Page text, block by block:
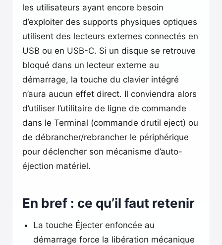
les utilisateurs ayant encore besoin
d’exploiter des supports physiques optiques
utilisent des lecteurs externes connectés en
USB ou en USB-C. Si un disque se retrouve
bloqué dans un lecteur externe au
démarrage, la touche du clavier intégré
n’aura aucun effet direct. Il conviendra alors
d’utiliser l’utilitaire de ligne de commande
dans le Terminal (commande drutil eject) ou
de débrancher/rebrancher le périphérique
pour déclencher son mécanisme d’auto-
éjection matériel.
En bref : ce qu’il faut retenir
La touche Éjecter enfoncée au
démarrage force la libération mécanique